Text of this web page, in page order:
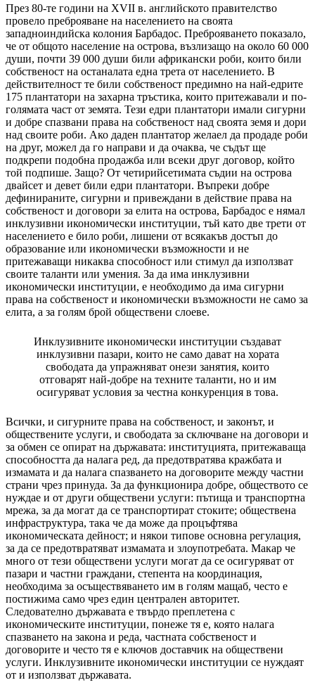
През 80-те години на XVII в. английското правителство
провело преброяване на населението на своята
западноиндийска колония Барбадос. Преброяването показало,
че от общото население на острова, възлизащо на около 60 000
души, почти 39 000 души били африкански роби, които били
собственост на останалата една трета от населението. В
действителност те били собственост предимно на най-едрите
175 плантатори на захарна тръстика, които притежавали и по-
голямата част от земята. Тези едри плантатори имали сигурни
и добре спазвани права на собственост над своята земя и дори
над своите роби. Ако даден плантатор желаел да продаде роби
на друг, можел да го направи и да очаква, че съдът ще
подкрепи подобна продажба или всеки друг договор, който
той подпише. Защо? От четирийсетимата съдии на острова
двайсет и девет били едри плантатори. Въпреки добре
дефинираните, сигурни и привеждани в действие права на
собственост и договори за елита на острова, Барбадос е нямал
инклузивни икономически институции, тъй като две трети от
населението е било роби, лишени от всякакъв достъп до
образование или икономически възможности и не
притежаващи никаква способност или стимул да използват
своите таланти или умения. За да има инклузивни
икономически институции, е необходимо да има сигурни
права на собственост и икономически възможности не само за
елита, а за голям брой обществени слоеве.
Инклузивните икономически институции създават
инклузивни пазари, които не само дават на хората
свободата да упражняват онези занятия, които
отговарят най-добре на техните таланти, но и им
осигуряват условия за честна конкуренция в това.
Всички, и сигурните права на собственост, и законът, и
обществените услуги, и свободата за сключване на договори и
за обмен се опират на държавата: институцията, притежаваща
способността да налага ред, да предотвратява кражбата и
измамата и да налага спазването на договорите между частни
страни чрез принуда. За да функционира добре, обществото се
нуждае и от други обществени услуги: пътища и транспортна
мрежа, за да могат да се транспортират стоките; обществена
инфраструктура, така че да може да процъфтява
икономическата дейност; и някои типове основна регулация,
за да се предотвратяват измамата и злоупотребата. Макар че
много от тези обществени услуги могат да се осигуряват от
пазари и частни граждани, степента на координация,
необходима за осъществяването им в голям мащаб, често е
постижима само чрез един централен авторитет.
Следователно държавата е твърдо преплетена с
икономическите институции, понеже тя е, която налага
спазването на закона и реда, частната собственост и
договорите и често тя е ключов доставчик на обществени
услуги. Инклузивните икономически институции се нуждаят
от и използват държавата.